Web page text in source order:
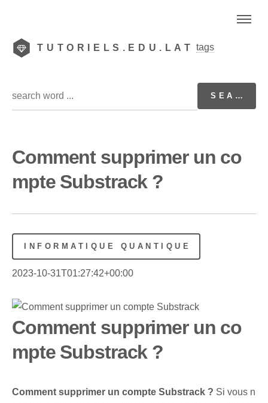
TUTORIELS.EDU.LAT tags
Comment supprimer un co
mpte Substrack ?
INFORMATIQUE QUANTIQUE
2023-10-31T01:27:42+00:00
Comment supprimer un co
mpte Substrack ?
Comment supprimer un compte Substrack ? Si vous n